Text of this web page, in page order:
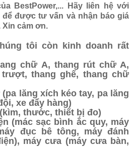
BestPower,... Hãy liên hệ với
được tư vấn và nhận báo giá
Xin cảm ơn.
tôi còn kinh doanh rất
chữ A, thang rút chữ A,
thang ghế, thang chữ
lăng xích kéo tay, pa lăng
xe đẩy hàng)
thước, thiết bị đo)
(mác sạc bình ắc quy, máy
đục bê tông, máy đánh
máy cưa (máy cưa bàn,